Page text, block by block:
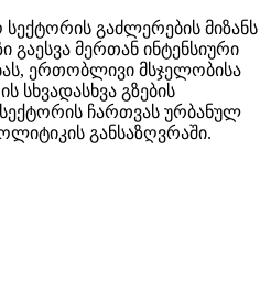
გაძლერების მიზანს
გაესვა მერთან ინტენსიური
ერთობლივი მსჯელობისა
სხვადასხვა გზების
ჩართვას ურბანულ
განსაზღვრაში.